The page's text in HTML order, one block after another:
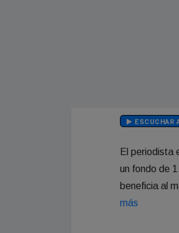
ESCUCHAR
El periodista
un fondo de
beneficia al
más